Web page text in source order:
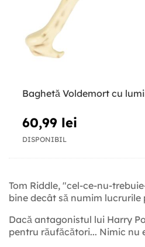
Baghetă Voldemort cu
60,99 lei
DISPONIBIL
Tom Riddle, "cel-ce-nu-
bine decât să numim
Dacă antagonistul lui Harry
pentru răufăcători... Nimic